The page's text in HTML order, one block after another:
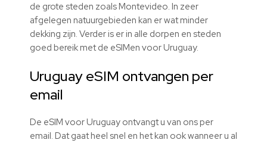
de grote steden zoals Montevideo. In zeer
afgelegen natuurgebieden kan er wat minder
dekking zijn. Verder is er in alle dorpen en steden
goed bereik met de eSIMen voor Uruguay.
Uruguay eSIM ontvangen per
email
De eSIM voor Uruguay ontvangt u van ons per
email. Dat gaat heel snel en het kan ook wanneer u al